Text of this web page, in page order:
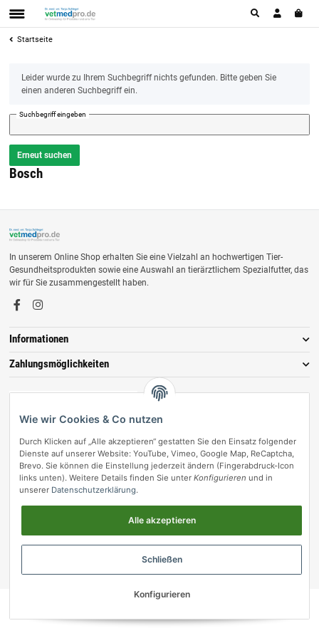
Startseite
xLeider wurde zu Ihrem Suchbegriff nichts gefunden. Bitte geben Sie
einen anderen Suchbegriff ein.
Suchbegriff eingeben
Erneut suchen
Bosch
In unserem Online Shop erhalten Sie eine Vielzahl an hochwertigen Tier-
Gesundheitsprodukten sowie eine Auswahl an tierärztlichem Spezialfutter, das
wir für Sie zusammengestellt haben.
Informationen
Zahlungsmöglichkeiten
Vertrag widerrufen
© vetmedpro.de• * Alle Preise inkl. gesetzlicher USt., zzgl.Versand.
vetmedpro.de
Wie wir Cookies & Co nutzen
Durch Klicken auf „Alle akzeptieren“ gestatten Sie den Einsatz folgender
Dienste auf unserer Website: YouTube, Vimeo, Google Map, ReCaptcha,
Brevo. Sie können die Einstellung jederzeit ändern (Fingerabdruck-Icon
links unten). Weitere Details finden Sie unter Konfigurieren und in
unserer Datenschutzerklärung.
Alle akzeptieren
Schließen
Konfigurieren